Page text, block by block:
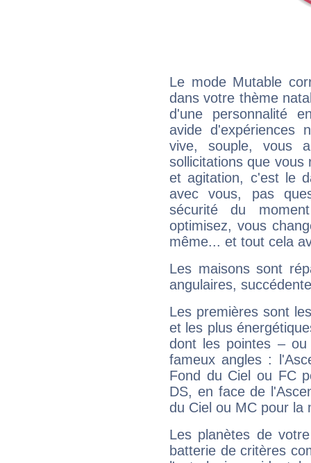
Le mode Mutable
dans votre thème
d'une personnalité
avide d'expériences
vive, souple, vous
sollicitations que vous
et agitation, c'est le
avec vous, pas
sécurité du
optimisez, vous
même... et tout cela
Les maisons sont
angulaires,
Les premières sont
et les plus
dont les pointes –
fameux angles :
Fond du Ciel ou FC
DS, en face de
du Ciel ou MC pour la
Les planètes de
batterie de critères